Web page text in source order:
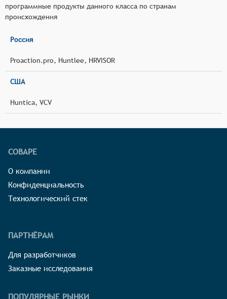
программные продукты данного класса по странам
происхождения
Россия
Proaction.pro, Huntlee, HRVISOR
США
Huntica, VCV
СОВАРЕ
О компании
Конфиденциальность
Технологический стек
ПАРТНЁРАМ
Для разработчиков
Заказные исследования
ПОПУЛЯРНЫЕ РЫНКИ